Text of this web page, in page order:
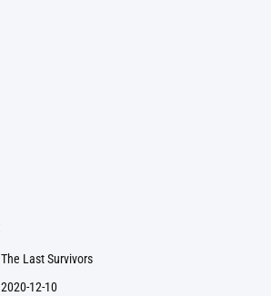
The Last Survivors
2020-12-10